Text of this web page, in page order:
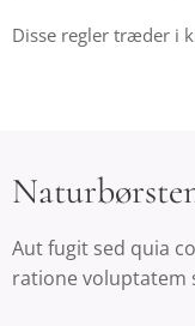
Disse regler træder i
Aut fugit sed quia
ratione voluptatem